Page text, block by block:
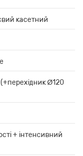
касетний
Ø120
+ інтенсивний